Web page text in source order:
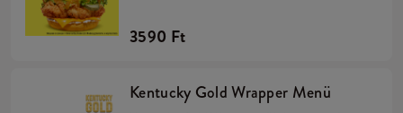
3590 Ft
Kentucky Gold Wrapper Menü